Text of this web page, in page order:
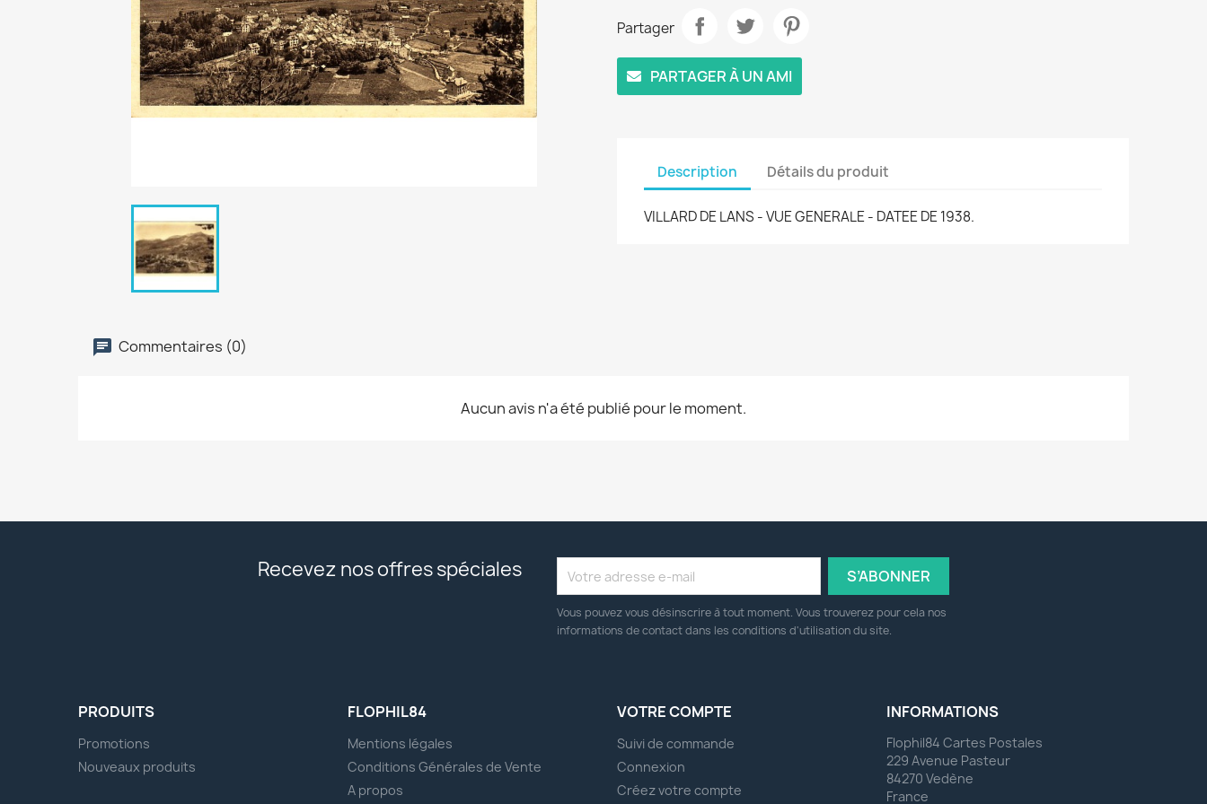
Partager
PARTAGER À UN AMI
Description Détails du produit
VILLARD DE LANS - VUE GENERALE - DATEE DE 1938.
Commentaires (0)
Aucun avis n'a été publié pour le moment.
Recevez nos offres spéciales
Vous pouvez vous désinscrire à tout moment. Vous trouverez pour cela nos
informations de contact dans les conditions d'utilisation du site.
PRODUITS
Promotions
Nouveaux produits
FLOPHIL84
Mentions légales
Conditions Générales de Vente
A propos
VOTRE COMPTE
Suivi de commande
Connexion
Créez votre compte
INFORMATIONS
Flophil84 Cartes Postales
229 Avenue Pasteur
84270 Vedène
France